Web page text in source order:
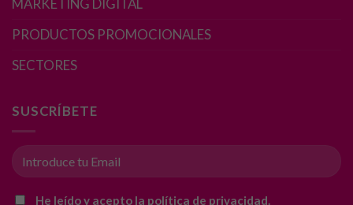
MARKETING DIGITAL
PRODUCTOS PROMOCIONALES
SECTORES
SUSCRÍBETE
He leído y acepto la política de privacidad.
Necesarias
cookies no